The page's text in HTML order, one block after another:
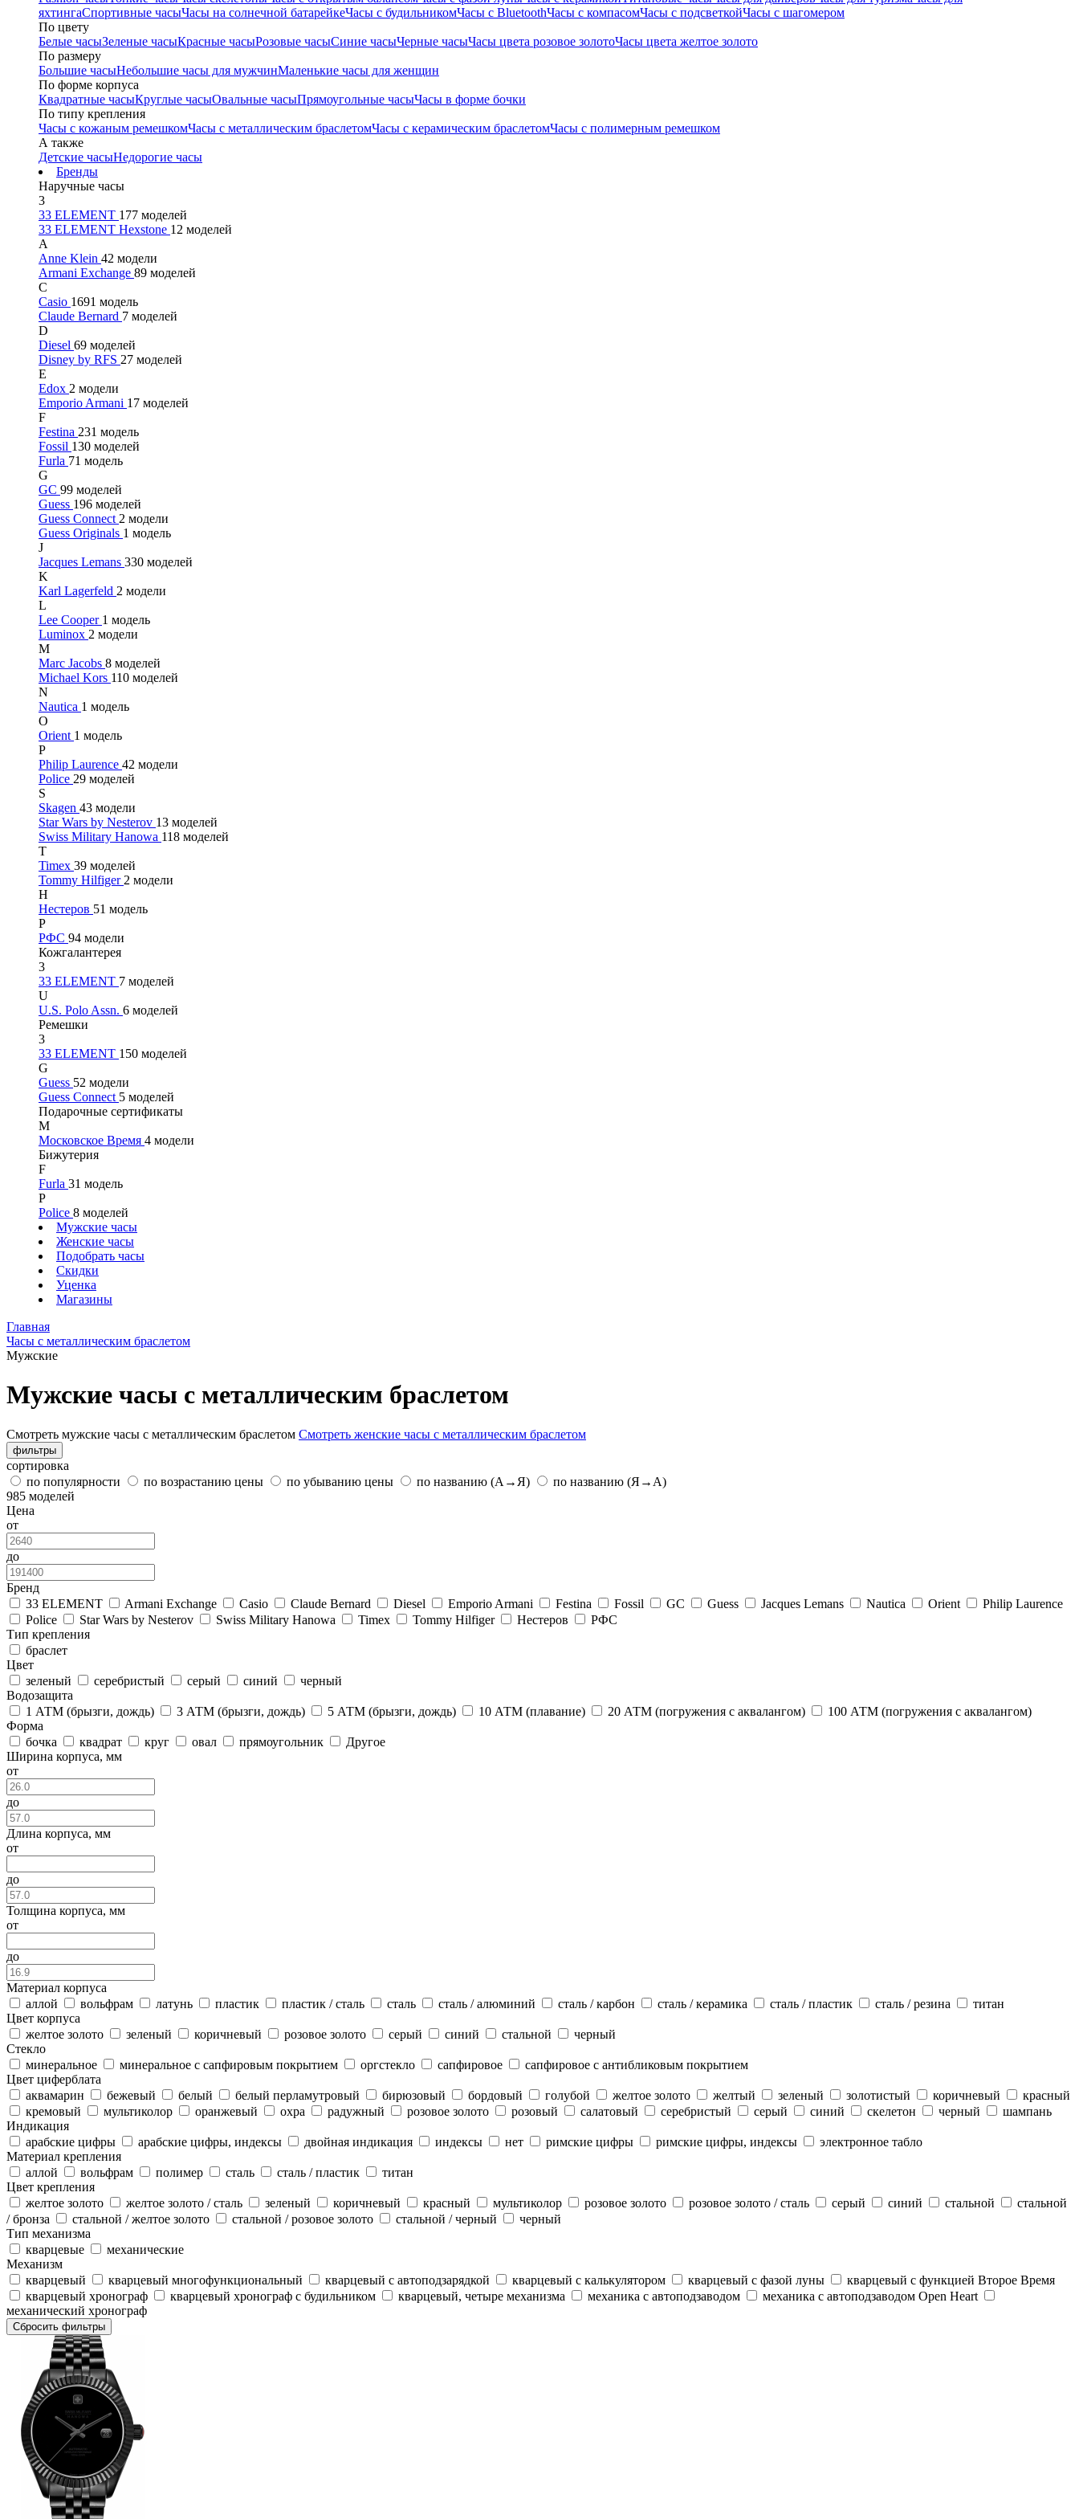
яхтингаСпортивные часыЧасы на солнечной батарейкеЧасы с будильникомЧасы с BluetoothЧасы с компасомЧасы с подсветкойЧасы с шагомером
По цвету
Белые часыЗеленые часыКрасные часыРозовые часыСиние часыЧерные часыЧасы цвета розовое золотоЧасы цвета желтое золото
По размеру
Большие часыНебольшие часы для мужчинМаленькие часы для женщин
По форме корпуса
Квадратные часыКруглые часыОвальные часыПрямоугольные часыЧасы в форме бочки
По типу крепления
Часы с кожаным ремешкомЧасы с металлическим браслетомЧасы с керамическим браслетомЧасы с полимерным ремешком
А также
Детские часыНедорогие часы
Бренды
Наручные часы
3
33 ELEMENT 177 моделей
33 ELEMENT Hexstone 12 моделей
A
Anne Klein 42 модели
Armani Exchange 89 моделей
C
Casio 1691 модель
Claude Bernard 7 моделей
D
Diesel 69 моделей
Disney by RFS 27 моделей
E
Edox 2 модели
Emporio Armani 17 моделей
F
Festina 231 модель
Fossil 130 моделей
Furla 71 модель
G
GC 99 моделей
Guess 196 моделей
Guess Connect 2 модели
Guess Originals 1 модель
J
Jacques Lemans 330 моделей
K
Karl Lagerfeld 2 модели
L
Lee Cooper 1 модель
Luminox 2 модели
M
Marc Jacobs 8 моделей
Michael Kors 110 моделей
N
Nautica 1 модель
O
Orient 1 модель
P
Philip Laurence 42 модели
Police 29 моделей
S
Skagen 43 модели
Star Wars by Nesterov 13 моделей
Swiss Military Hanowa 118 моделей
T
Timex 39 моделей
Tommy Hilfiger 2 модели
Н
Нестеров 51 модель
Р
РФС 94 модели
Кожгалантерея
3
33 ELEMENT 7 моделей
U
U.S. Polo Assn. 6 моделей
Ремешки
3
33 ELEMENT 150 моделей
G
Guess 52 модели
Guess Connect 5 моделей
Подарочные сертификаты
М
Московское Время 4 модели
Бижутерия
F
Furla 31 модель
P
Police 8 моделей
Мужские часы
Женские часы
Подобрать часы
Скидки
Уценка
Магазины
Главная
Часы с металлическим браслетом
Мужские
Мужские часы с металлическим браслетом
Смотреть мужские часы с металлическим браслетом Смотреть женские часы с металлическим браслетом
фильтры
сортировка
по популярности
по возрастанию цены по убыванию цены по названию (А→Я)
по названию (Я→А)
985 моделей
Цена
от
до
Бренд
33 ELEMENT
Armani Exchange Casio Claude Bernard Diesel Emporio Armani Festina Fossil GC Guess Jacques Lemans Nautica Orient
Philip Laurence
Police
Star Wars by Nesterov Swiss Military Hanowa Timex Tommy Hilfiger Нестеров
РФС
Тип крепления
браслет
Цвет
зеленый
серебристый серый синий
черный
Водозащита
1 АТМ (брызги, дождь)
3 АТМ (брызги, дождь) 5 АТМ (брызги, дождь) 10 АТМ (плавание) 20 АТМ (погружения с аквалангом)
100 АТМ (погружения с аквалангом)
Форма
бочка
квадрат круг овал прямоугольник
Другое
Ширина корпуса, мм
от
до
Длина корпуса, мм
от
до
Толщина корпуса, мм
от
до
Материал корпуса
аллой
вольфрам латунь пластик пластик / сталь сталь сталь / алюминий сталь / карбон сталь / керамика сталь / пластик сталь / резина
титан
Цвет корпуса
желтое золото
зеленый коричневый розовое золото серый синий стальной
черный
Стекло
минеральное
минеральное с сапфировым покрытием оргстекло сапфировое
сапфировое с антибликовым покрытием
Цвет циферблата
аквамарин
бежевый белый белый перламутровый бирюзовый бордовый голубой желтое золото желтый зеленый золотистый коричневый
красный
кремовый
мультиколор оранжевый охра радужный розовое золото розовый салатовый серебристый серый синий скелетон черный
шампань
Индикация
арабские цифры
арабские цифры, индексы двойная индикация индексы нет римские цифры римские цифры, индексы
электронное табло
Материал крепления
аллой
вольфрам полимер сталь сталь / пластик
титан
Цвет крепления
желтое золото
желтое золото / сталь зеленый коричневый красный мультиколор розовое золото розовое золото / сталь серый синий стальной
стальной
/ бронза
стальной / желтое золото стальной / розовое золото стальной / черный
черный
Тип механизма
кварцевые
механические
Механизм
кварцевый
кварцевый многофункциональный кварцевый с автоподзарядкой кварцевый с калькулятором кварцевый с фазой луны
кварцевый с функцией Второе Время
кварцевый хронограф
кварцевый хронограф с будильником кварцевый, четыре механизма механика с автоподзаводом
механика с автоподзаводом Open Heart
механический хронограф
Сбросить фильтры